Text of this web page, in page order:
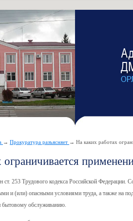
→ Прокуратура разъясняет → На каких работах
ограничивается
ст. 253 Трудового кодекса Российской Федерации.
и (или) опасными условиями труда, а также на
бытовому обслуживанию.